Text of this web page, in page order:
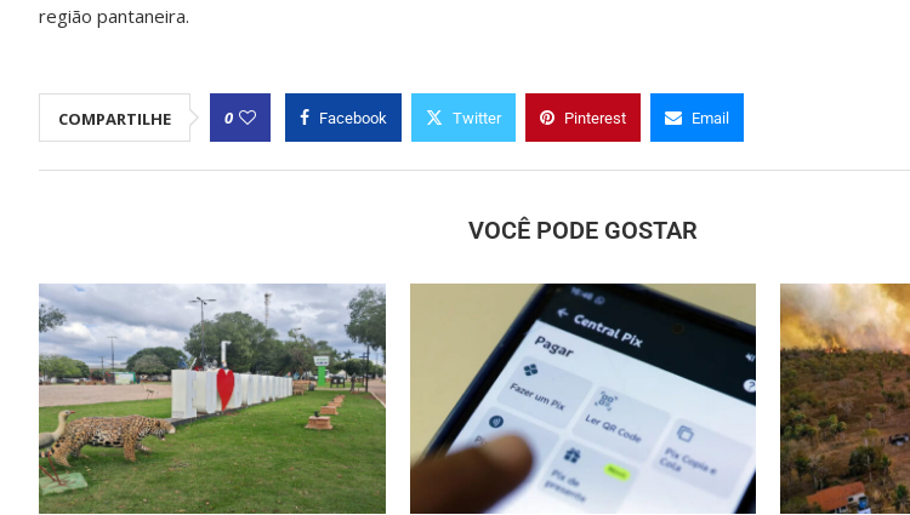
região pantaneira.
COMPARTILHE 0 Facebook Twitter Pinterest Email
VOCÊ PODE GOSTAR